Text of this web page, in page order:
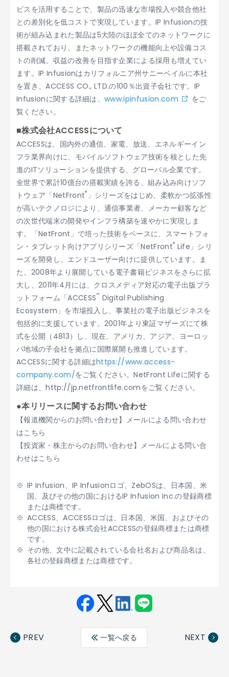
ビスを活用することで、製品の迅速な市場投入や競合他社
との差別化を低コストで実現しています。IP Infusionの技
術が組み込まれた製品は5大陸のほぼ全てのネットワークに
搭載されており、またネットワークの機能向上や設備コス
トの削減、収益の改善を目指す企業による採用も増えてい
ます。IP Infusionはカリフォルニア州サニーベイルに本社
を置き、ACCESS CO., LTD.の100％出資子会社です。IP
Infusionに関する詳細は、www.ipinfusion.com
をご
覧ください。
■株式会社ACCESSについて
ACCESSは、国内外の通信、家電、放送、エネルギーイン
フラ業界向けに、モバイルソフトウェア技術を核とした先
進のITソリューションを提供する、グローバル企業です。
全世界で累計10億台の搭載実績を誇る、組み込み向けソフ
トウェア「NetFront® 」シリーズをはじめ、柔軟かつ拡張性
が高いテクノロジにより、通信事業者、メーカー顧客など
の次世代端末の開発やインフラ構築を速やかに実現しま
す。「NetFront」で培った技術をベースに、スマートフォ
ン・タブレット向けアプリシリーズ「NetFront® Life」シリ
ーズを開発し、エンドユーザー向けに提供しています。ま
た、2008年より展開している電子書籍ビジネスをさらに拡
大し、2011年4月には、クロスメディア対応の電子出版プラ
ットフォーム「ACCESS™ Digital Publishing
Ecosystem」を市場投入し、事業社の電子出版ビジネスを
包括的に支援しています。2001年より東証マザーズにて株
式を公開（4813）し、現在、アメリカ、アジア、ヨーロッ
パ地域の子会社を拠点に国際展開も推進しています。
ACCESSに関する詳細はhttps://www.access-
company.com/をご覧ください。NetFront Lifeに関する
詳細は、http://jp.netfrontlife.comをご覧ください。
●本リリースに関するお問い合わせ
【報道機関からのお問い合わせ】メールによる問い合わせ
はこちら
【投資家・株主からのお問い合わせ】メールによる問い合
わせはこちら
IP Infusion、IP Infusionロゴ、ZebOSは、日本国、米
国、及びその他の国におけるIP Infusion Inc.の登録商標
または商標です。
ACCESS、ACCESSロゴは、日本国、米国、およびその
他の国における株式会社ACCESSの登録商標または商標
です。
その他、文中に記載されている会社名および商品名は、
各社の登録商標または商標です。
ebo ter
edin
PREV 一覧へ戻る NEXT